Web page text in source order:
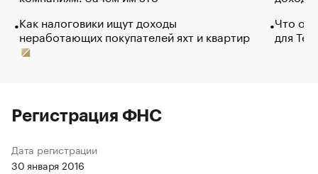
Как налоговики ищут доходы
неработающих покупателей яхт и квартир
Что
для
Регистрация ФНС
Дата регистрации
30 января 2016